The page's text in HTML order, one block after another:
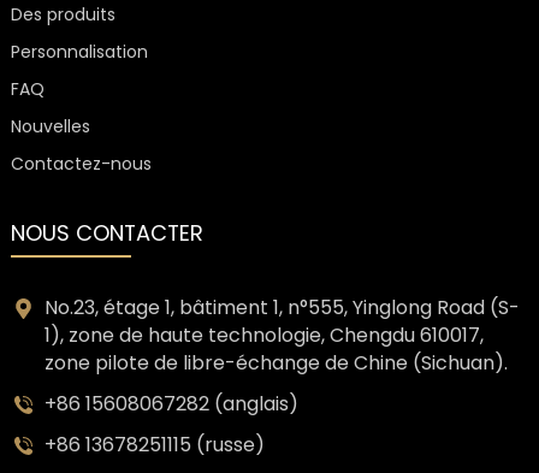
Des produits
Personnalisation
FAQ
Nouvelles
Contactez-nous
NOUS CONTACTER
No.23, étage 1, bâtiment 1, n°555, Yinglong Road (S-
1), zone de haute technologie, Chengdu 610017,
zone pilote de libre-échange de Chine (Sichuan).
+86 15608067282 (anglais)
+86 13678251115 (russe)